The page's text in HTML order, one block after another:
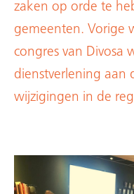
zaken op orde te
gemeenten. Vorige
congres van Divosa
dienstverlening aan
wijzigingen in de